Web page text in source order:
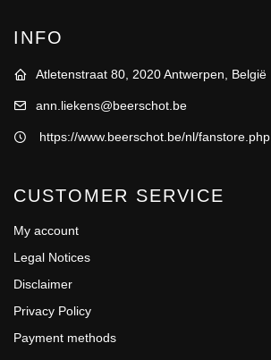
INFO
Atletenstraat 80, 2020 Antwerpen, België
ann.liekens@beerschot.be
https://www.beerschot.be/nl/fanstore.php
CUSTOMER SERVICE
My account
Legal Notices
Disclaimer
Privacy Policy
Payment methods